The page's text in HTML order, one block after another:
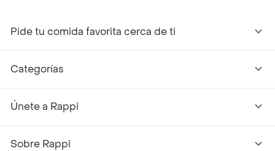
Pide tu comida favorita cerca de ti
Categorías
Únete a Rappi
Sobre Rappi